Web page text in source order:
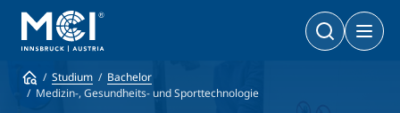
Vor dem Studium Nach dem Studium
Studium
Bachelor
Medizin-, Gesundheits- und Sporttechnologie